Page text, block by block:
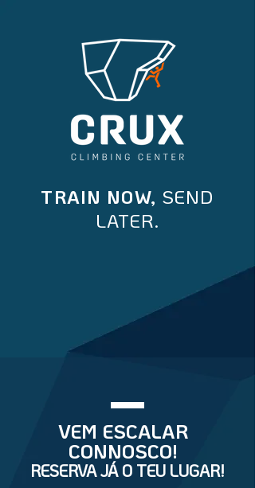
TRAIN NOW, SEND
LATER.
VEM ESCALAR
CONNOSCO!
RESERVA JÁ O TEU LUGAR!